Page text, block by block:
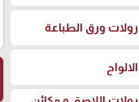
رولات ورق الطباعة
الالواح